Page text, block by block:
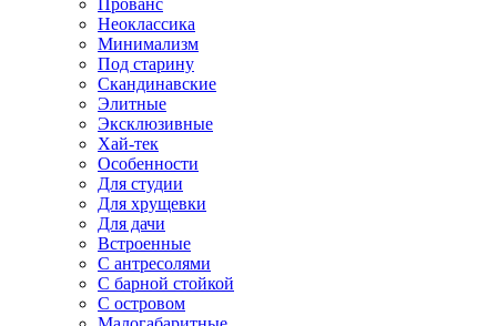
Прованс
Неоклассика
Минимализм
Под старину
Скандинавские
Элитные
Эксклюзивные
Хай-тек
Особенности
Для студии
Для хрущевки
Для дачи
Встроенные
С антресолями
С барной стойкой
С островом